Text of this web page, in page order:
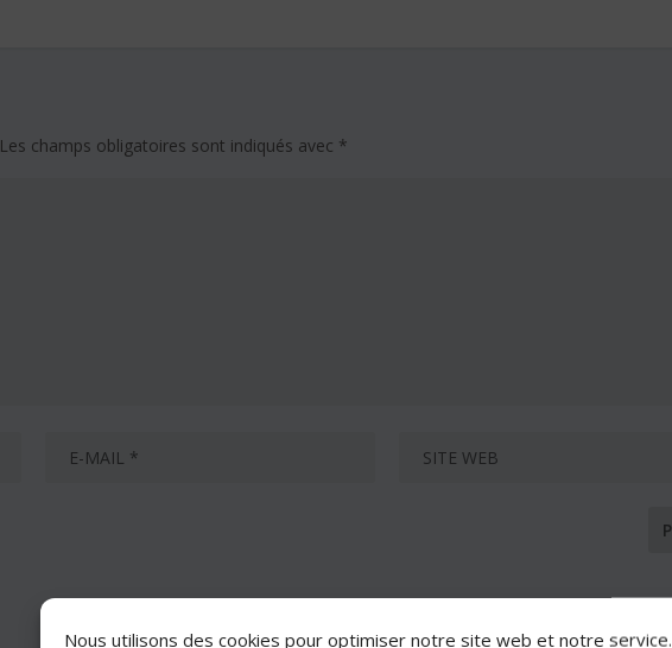
Nous utilisons des cookies pour optimiser notre site web et notre service.
Les champs obligatoires sont indiqués avec *